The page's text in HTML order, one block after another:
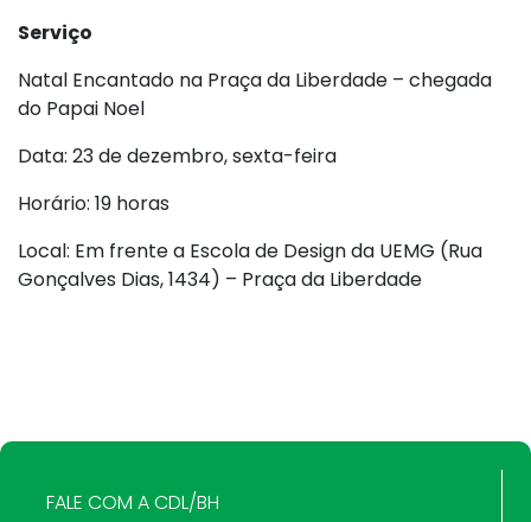
Serviço
Natal Encantado na Praça da Liberdade – chegada
do Papai Noel
Data: 23 de dezembro, sexta-feira
Horário: 19 horas
Local: Em frente a Escola de Design da UEMG (Rua
Gonçalves Dias, 1434) – Praça da Liberdade
FALE COM A CDL/BH